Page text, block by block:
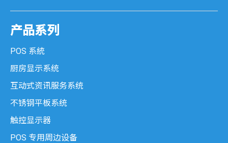
产品系列
POS 系統
厨房显示系统
互动式资讯服务系统
不锈钢平板系统
触控显示器
POS 专用周边设备